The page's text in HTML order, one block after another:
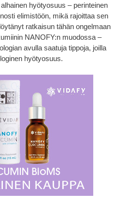
hyötyosuus – perinteinen
elimistöön, mikä rajoittaa sen
ratkaisun tähän ongelmaan
NANOFY:n muodossa –
avulla saatuja tippoja, joilla
hyötyosuus.